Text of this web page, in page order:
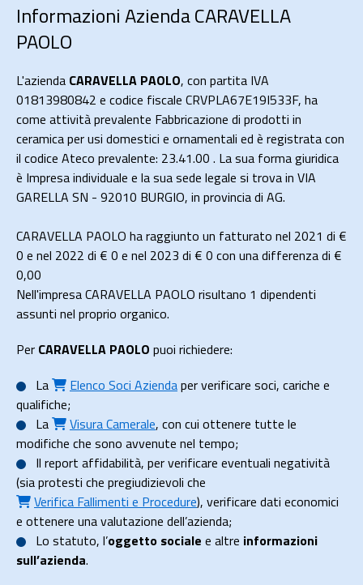
Informazioni Azienda CARAVELLA
PAOLO
L'azienda CARAVELLA PAOLO, con partita IVA
01813980842 e codice fiscale CRVPLA67E19I533F, ha
come attività prevalente Fabbricazione di prodotti in
ceramica per usi domestici e ornamentali ed è registrata con
il codice Ateco prevalente: 23.41.00 . La sua forma giuridica
è Impresa individuale e la sua sede legale si trova in VIA
GARELLA SN - 92010 BURGIO, in provincia di AG.
CARAVELLA PAOLO ha raggiunto un fatturato nel 2021 di €
0 e nel 2022 di € 0 e nel 2023 di € 0 con una differenza di €
0,00
Nell'impresa CARAVELLA PAOLO risultano 1 dipendenti
assunti nel proprio organico.
Per CARAVELLA PAOLO puoi richiedere:
La
Elenco Soci Aziendaper verificare soci, cariche e
qualifiche;
La
Visura Camerale, con cui ottenere tutte le
modifiche che sono avvenute nel tempo;
Il report affidabilità, per verificare eventuali negatività
(sia protesti che pregiudizievoli che
Verifica Fallimenti e Procedure), verificare dati economici
e ottenere una valutazione dell’azienda;
Lo statuto, l’oggetto sociale e altre informazioni
sull’azienda.